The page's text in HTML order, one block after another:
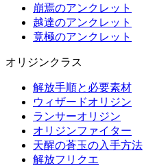
崩焉のアンクレット
越達のアンクレット
竟極のアンクレット
オリジンクラス
解放手順と必要素材
ウィザードオリジン
ランサーオリジン
オリジンファイター
天醒の蒼玉の入手方法
解放フリクエ